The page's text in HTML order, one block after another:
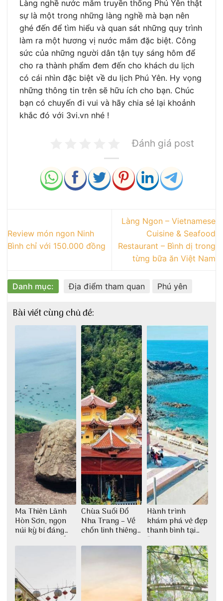
Làng nghề nước mắm truyền thống Phú Yên thật
sự là một trong những làng nghề mà bạn nên
ghé đến để tìm hiểu và quan sát những quy trình
làm ra một hương vị nước mắm đặc biệt. Công
sức của những người dân tận tụy sáng hôm để
cho ra thành phẩm đem đến cho khách du lịch
có cái nhìn đặc biệt về du lịch Phú Yên. Hy vọng
những thông tin trên sẽ hữu ích cho bạn. Chúc
bạn có chuyến đi vui và hãy chia sẻ lại khoảnh
khắc đó với 3vi.vn nhé !
Đánh giá post
Review món ngon Ninh
Bình chỉ với 150.000 đồng
Làng Ngon – Vietnamese
Cuisine & Seafood
Restaurant – Bình dị trong
từng bữa ăn Việt Nam
Danh mục: Địa điểm tham quan Phú yên
Bài viết cùng chủ đề:
Ma Thiên Lãnh
Hòn Sơn, ngọn
núi kỳ bí đáng
khám phá nhất
Chùa Suối Đổ
Nha Trang – Về
chốn linh thiêng
thiền định
Hành trình
khám phá vẻ đẹp
thanh bình tại
Đảo Phú Quý